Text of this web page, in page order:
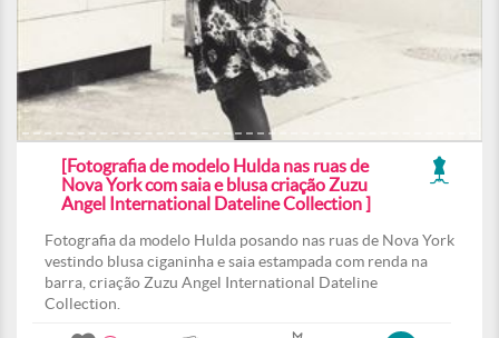
[Fotografia de modelo Hulda nas ruas de
Nova York com saia e blusa criação Zuzu
Angel International Dateline Collection ]
Fotografia da modelo Hulda posando nas ruas de Nova York
vestindo blusa ciganinha e saia estampada com renda na
barra, criação Zuzu Angel International Dateline
Collection.